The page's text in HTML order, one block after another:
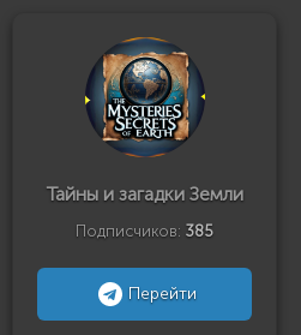
Тайны и загадки Земли
Подписчиков: 385
Перейти